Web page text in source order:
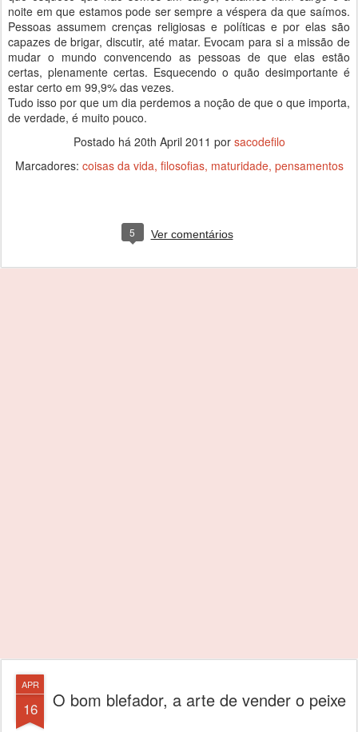
noite em que estamos pode ser sempre a véspera da que saímos.
Pessoas assumem crenças religiosas e políticas e por elas são
capazes de brigar, discutir, até matar. Evocam para si a missão de
mudar o mundo convencendo as pessoas de que elas estão
certas, plenamente certas. Esquecendo o quão desimportante é
estar certo em 99,9% das vezes.
Tudo isso por que um dia perdemos a noção de que o que importa,
de verdade, é muito pouco.
Postado há 20th April 2011 por sacodefilo
Marcadores: coisas da vida filosofias maturidade pensamentos
5 Ver comentários
APR
16 O bom blefador, a arte de vender o peixe